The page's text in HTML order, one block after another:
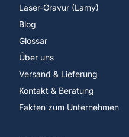
Laser-Gravur (Lamy)
Blog
Glossar
Über uns
Versand & Lieferung
Kontakt & Beratung
Fakten zum Unternehmen